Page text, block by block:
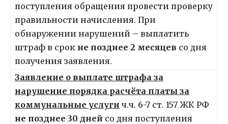
поступления обращения провести проверку
правильности начисления. При
обнаружении нарушений – выплатить
штраф в срок не позднее 2 месяцев со дня
получения заявления.
Заявление о выплате штрафа за
нарушение порядка расчёта платы за
коммунальные услуги ч.ч. 6-7 ст. 157 ЖК РФ
не позднее 30 дней со дня поступления